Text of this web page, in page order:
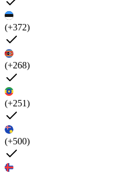
(+372)
(+268)
(+251)
(+500)